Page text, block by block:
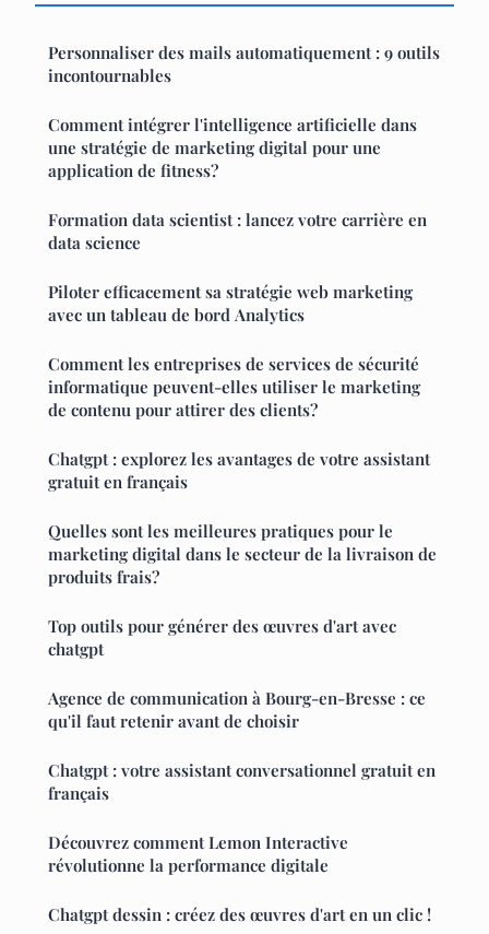
Personnaliser des mails automatiquement : 9 outils
incontournables
Comment intégrer l'intelligence artificielle dans
une stratégie de marketing digital pour une
application de fitness?
Formation data scientist : lancez votre carrière en
data science
Piloter efficacement sa stratégie web marketing
avec un tableau de bord Analytics
Comment les entreprises de services de sécurité
informatique peuvent-elles utiliser le marketing
de contenu pour attirer des clients?
Chatgpt : explorez les avantages de votre assistant
gratuit en français
Quelles sont les meilleures pratiques pour le
marketing digital dans le secteur de la livraison de
produits frais?
Top outils pour générer des œuvres d'art avec
chatgpt
Agence de communication à Bourg-en-Bresse : ce
qu'il faut retenir avant de choisir
Chatgpt : votre assistant conversationnel gratuit en
français
Découvrez comment Lemon Interactive
révolutionne la performance digitale
Chatgpt dessin : créez des œuvres d'art en un clic !